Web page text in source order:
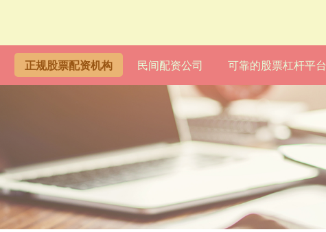
正规股票配资机构 民间配资公司 可靠的股票杠杆平台